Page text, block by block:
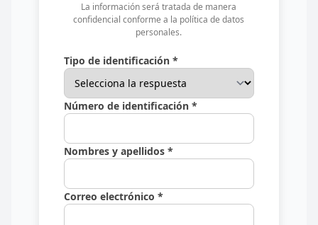
La información será tratada de manera
confidencial conforme a la política de datos
personales.
Tipo de identificación *
Número de identificación *
Nombres y apellidos *
Correo electrónico *